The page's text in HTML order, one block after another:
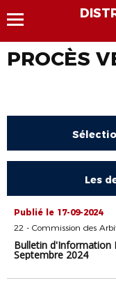
PROCÈS
Les
Publié le 17-09-2024
22 - Commission des
Bulletin d'Information
Septembre 2024